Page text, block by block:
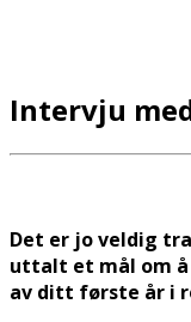
Intervju
Det er jo veldig
uttalt et mål om
av ditt første år i